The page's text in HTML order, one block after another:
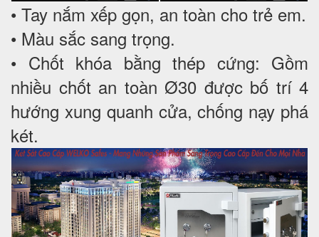
• Tay nắm xếp gọn, an toàn cho trẻ em.
• Màu sắc sang trọng.
• Chốt khóa bằng thép cứng: Gồm
nhiều chốt an toàn Ø30 được bố trí 4
hướng xung quanh cửa, chống nạy phá
két.